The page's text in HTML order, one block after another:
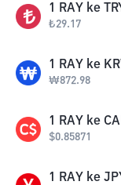
1 RAY ke
₺29.17
1 RAY ke
₩872.98
1 RAY ke
$0.85871
1 RAY ke